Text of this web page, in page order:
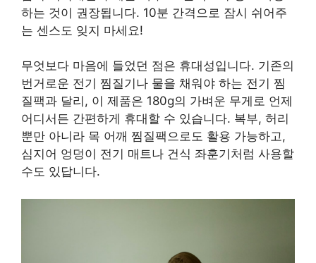
하는 것이 권장됩니다. 10분 간격으로 잠시 쉬어주
는 센스도 잊지 마세요!
무엇보다 마음에 들었던 점은 휴대성입니다. 기존의
번거로운 전기 찜질기나 물을 채워야 하는 전기 찜
질팩과 달리, 이 제품은 180g의 가벼운 무게로 언제
어디서든 간편하게 휴대할 수 있습니다. 복부, 허리
뿐만 아니라 목 어깨 찜질팩으로도 활용 가능하고,
심지어 엉덩이 전기 매트나 건식 좌훈기처럼 사용할
수도 있답니다.